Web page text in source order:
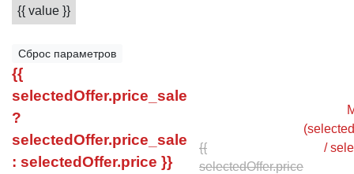
{{ value }}
Сброс параметров
{{
selectedOffer.price_sale
?
selectedOffer.price_sale
: selectedOffer.price }}
{{
selectedOffer.price
/